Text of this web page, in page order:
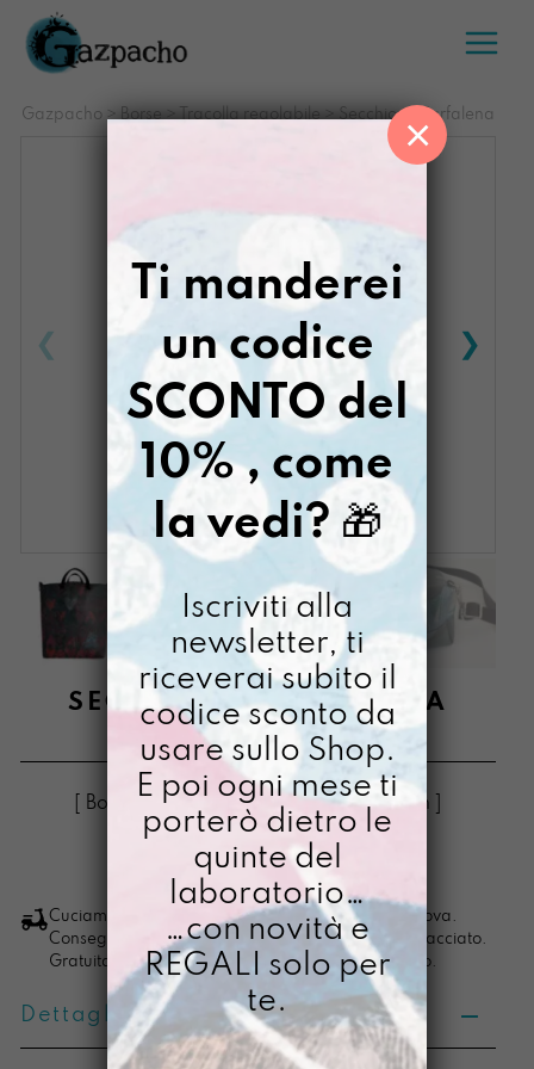
Salta
contenuto
Gazpacho > Borse > Tracolla regolabile > Secchiona Farfalena
SECCHIONA FARFALENA
€128,00
[ Borse Borsa zaino 2in1: 30 x 26 x 10 cm ]
Secchiona
Farfalena
quantità
LO VOGLIO
Cuciamo ogni ordine nel nostro laboratorio di Padova.
Consegna in 4/5 giorni lavorativi, pacco sempre tracciato.
Gratuita per ordini di importo superiore ai 100 euro.
Dettagli prodotto
Ti manderei
un codice
SCONTO del
10% , come
la vedi? 🎁
Iscriviti alla
newsletter, ti
riceverai subito il
codice sconto da
usare sullo Shop.
E poi ogni mese ti
porterò dietro le
quinte del
laboratorio…
…con novità e
REGALI solo per
te.
×